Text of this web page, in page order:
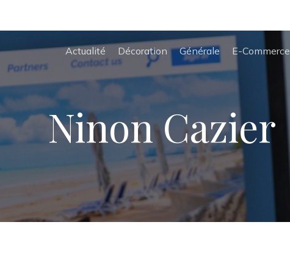
Actualité Décoration Générale E-Commerce
Ninon Cazier